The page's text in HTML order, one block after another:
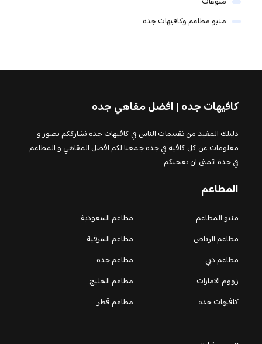
منيو مطاعم وكافيهات جدة
كافيهات جده | افضل مقاهي جده
دليلك المفيد من تقييمات الناس في كافيهات جده نشارككم بصور و
معلومات عن كل كافيه في جده جمعنا لكم افضل المقاهي و المطاعم
في جدة اتمنى ان يعجبكم
المطاعم
منيو المطاعم
مطاعم السعودية
مطاعم الرياض
مطاعم الشرقية
مطاعم دبي
مطاعم جدة
زووم الامارات
مطاعم الخليج
كافيهات جده
مطاعم قطر